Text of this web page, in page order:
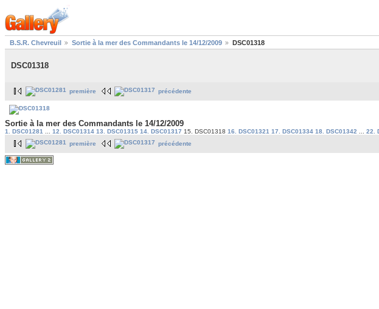
B.S.R. Chevreuil Sortie à la mer des Commandants le 14/12/2009 DSC01318
DSC01318
première précédente
Sortie à la mer des Commandants le 14/12/2009
1. DSC01281 12. DSC01314 13. DSC01315 14. DSC01317 15. DSC01318 16. DSC01321 17. DSC01334 18. DSC01342
22.
première précédente